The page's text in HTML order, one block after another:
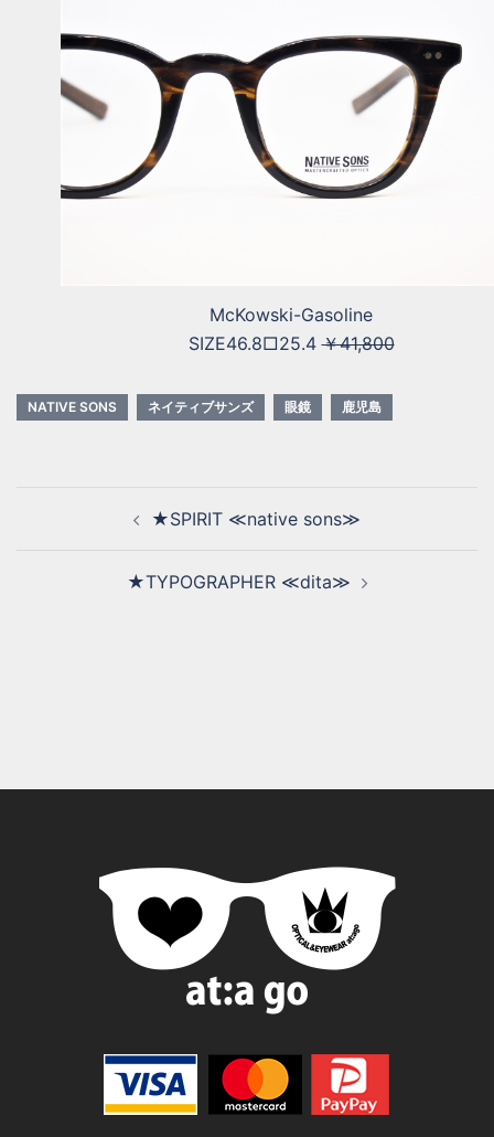
McKowski-Gasoline
SIZE46.8□25.4￥41,800
NATIVE SONS ネイティブサンズ 眼鏡 鹿児島
★SPIRIT ≪native sons≫
★TYPOGRAPHER ≪dita≫